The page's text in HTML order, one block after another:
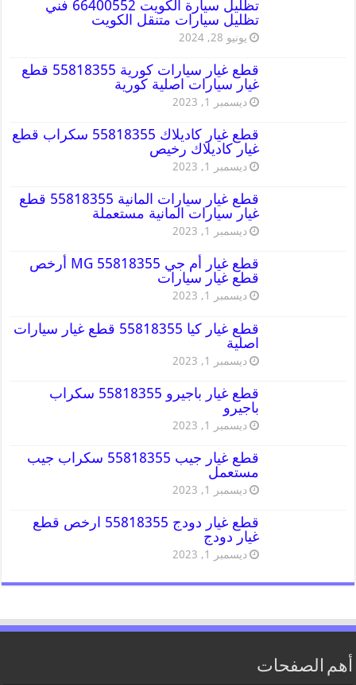
تظليل سيارة الكويت 66400552 فني
تظليل سيارات متنقل الكويت
يونيو 28, 2024
قطع غيار سيارات كورية 55818355 قطع
غيار سيارات اصلية كورية
ديسمبر 1, 2023
قطع غيار كاديلاك 55818355 سكراب قطع
غيار كاديلاك رخيص
ديسمبر 1, 2023
قطع غيار سيارات المانية 55818355 قطع
غيار سيارات المانية مستعملة
ديسمبر 1, 2023
قطع غيار أم جي MG 55818355 أرخص
قطع غيار سيارات
ديسمبر 1, 2023
قطع غيار كيا 55818355 قطع غيار سيارات
اصلية
ديسمبر 1, 2023
قطع غيار باجيرو 55818355 سكراب
باجيرو
ديسمبر 1, 2023
قطع غيار جيب 55818355 سكراب جيب
مستعمل
ديسمبر 1, 2023
قطع غيار دودج 55818355 ارخص قطع
غيار دودج
ديسمبر 1, 2023
أهم الصفحات